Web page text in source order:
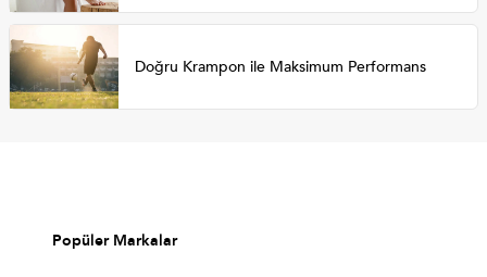
Doğru Krampon ile Maksimum Performans
Popüler Markalar